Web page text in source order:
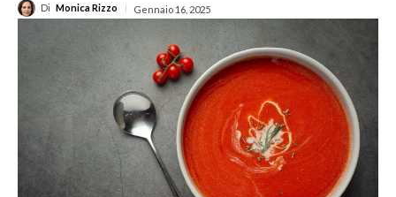
Di Monica Rizzo Gennaio 16, 2025